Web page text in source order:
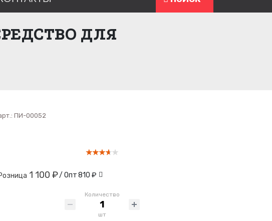
ДЛЯ
ПИ-00052
1 100 ₽/ Опт810 ₽
Количество
шт